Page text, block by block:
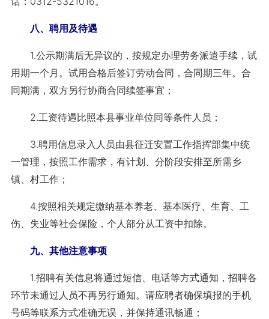
八、聘用及待遇
1.公示期满后无异议的，按规定办理劳务派遣手续，试
用期一个月。试用合格后签订劳动合同，合同期三年。合
同期满，双方另行协商合同续签事宜；
2.工资待遇比照本县事业单位同等条件人员；
3.聘用信息录入人员由县征迁安置工作指挥部集中统
一管理，按照工作需求，有计划、分阶段安排至所需乡
镇、村工作；
4.按照相关规定缴纳基本养老、基本医疗、生育、工
伤、失业等社会保险，个人部分从工资中扣除。
九、其他注意事项
1.招聘有关信息将通过短信、电话等方式通知，招聘各
环节未通过人员不再另行通知。请应聘者确保填报的手机
号码等联系方式准确无误，并保持通讯畅通；